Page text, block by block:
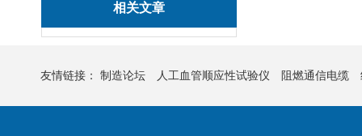
相关文章
友情链接： 制造论坛 人工血管顺应性试验仪 阻燃通信电缆